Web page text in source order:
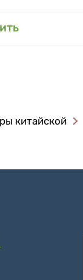
китайской